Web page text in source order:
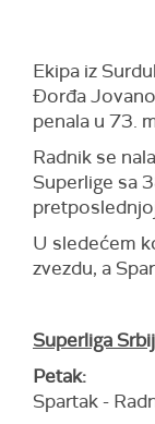
Ekipa iz
Đorđa
penala u 73.
Radnik se
Superlige sa
U sledećem
zvezdu, a
Superliga
Petak:
Spartak -